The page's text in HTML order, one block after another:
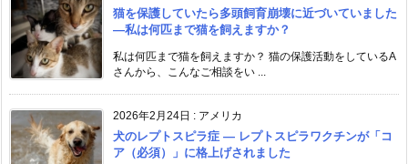
猫を保護していたら多頭飼育崩壊に近づいていました
―私は何匹まで猫を飼えますか？
私は何匹まで猫を飼えますか？ 猫の保護活動をしているA
さんから、こんなご相談をい ...
2026年2月24日 : アメリカ
犬のレプトスピラ症 ― レプトスピラワクチンが「コ
ア（必須）」に格上げされました